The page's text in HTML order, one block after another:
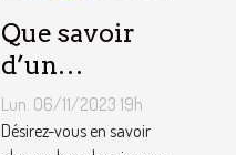
Que savoir
d’un
adoucisseur
d’eau ?
Lun. 06/11/2023 19h
Désirez-vous en savoir